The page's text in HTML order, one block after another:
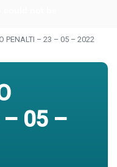
PENALTI – 23 – 05 – 2022
– 05 –